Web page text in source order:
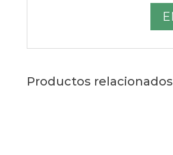
Productos relacionados